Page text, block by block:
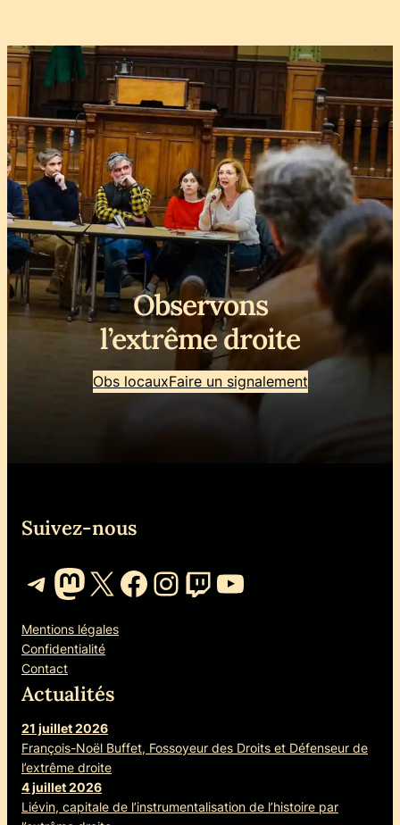
Observons
l’extrême droite
Obs locauxFaire un signalement
Suivez-nous
Telegram
Mastodon
X Facebook
Instagram
Twitch
YouTube
Mentions légales
Confidentialité
Contact
Actualités
21 juillet 2026
François-Noël Buffet, Fossoyeur des Droits et Défenseur de
l’extrême droite
4 juillet 2026
Liévin, capitale de l’instrumentalisation de l’histoire par